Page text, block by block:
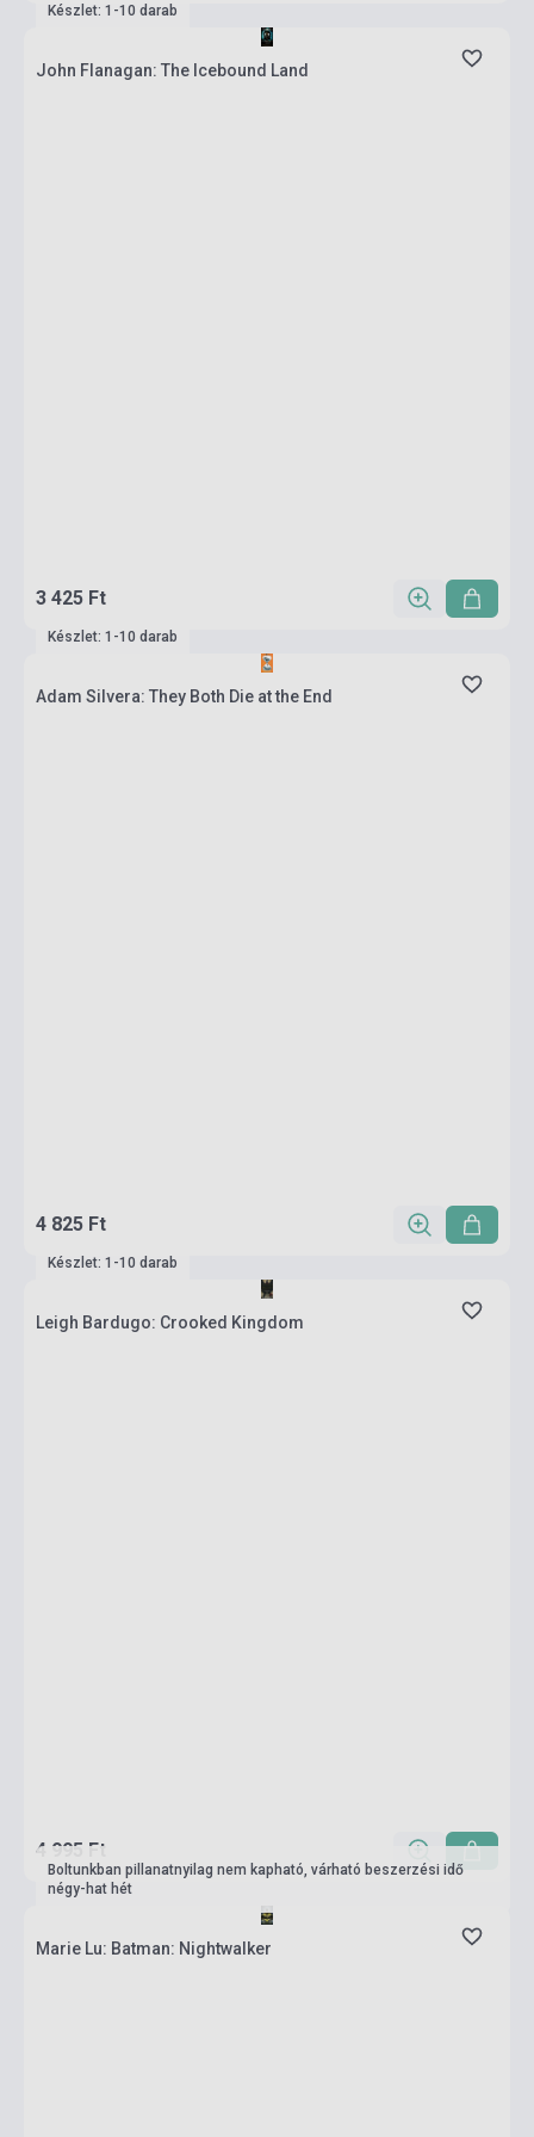
Készlet: 1-10 darab
John Flanagan: The Icebound Land
3 425 Ft
Készlet: 1-10 darab
Adam Silvera: They Both Die at the End
4 825 Ft
Készlet: 1-10 darab
Leigh Bardugo: Crooked Kingdom
4 995 Ft
Boltunkban pillanatnyilag nem kapható, várható beszerzési idő
négy-hat hét
Marie Lu: Batman: Nightwalker